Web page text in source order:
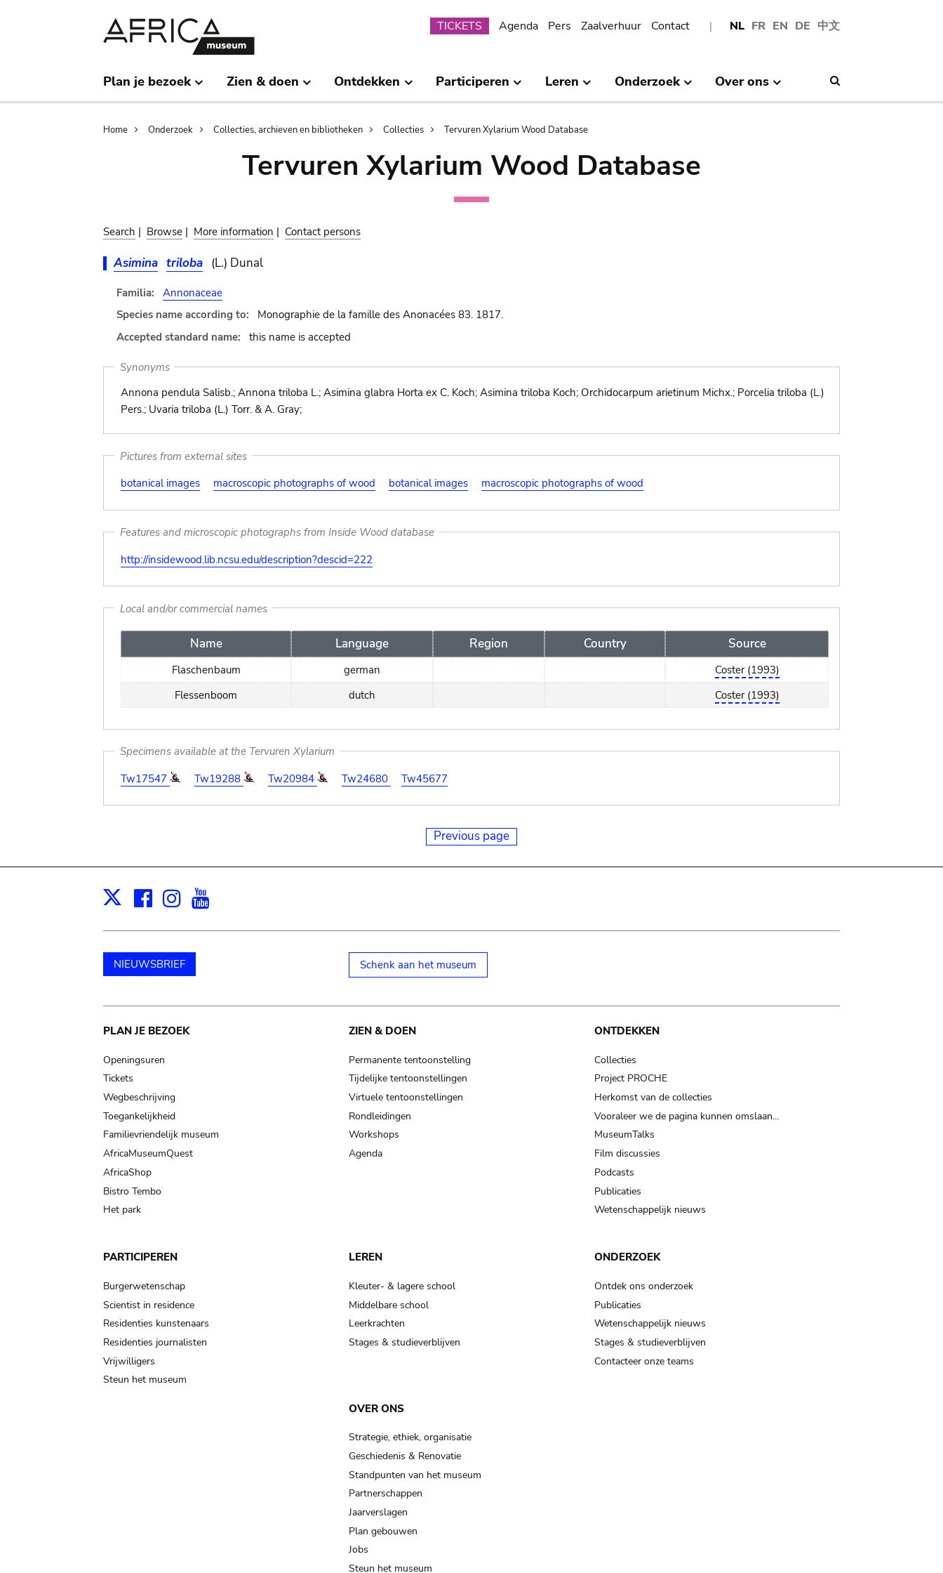
NL FR EN DE 中文
Submenu
TICKETS Agenda Pers Zaalverhuur Contact
Plan je bezoek Zien & doen Ontdekken Participeren Leren Onderzoek Over ons
Breadcrumb
Home Onderzoek Collecties, archieven en bibliotheken Collecties Tervuren Xylarium Wood Database
Tervuren Xylarium Wood Database
Search | Browse | More information | Contact persons
Asimina triloba (L.) Dunal
Familia:
Annonaceae
Species name according to:
Monographie de la famille des Anonacées 83. 1817.
Accepted standard name:
this name is accepted
Synonyms
Annona pendula Salisb.; Annona triloba L.; Asimina glabra Horta ex C. Koch; Asimina triloba Koch; Orchidocarpum arietinum Michx.; Porcelia triloba (L.)
Pers.; Uvaria triloba (L.) Torr. & A. Gray;
Pictures from external sites
botanical images
macroscopic photographs of wood botanical images macroscopic photographs of wood
Features and microscopic photographs from Inside Wood database
http://insidewood.lib.ncsu.edu/description?descid=222
Local and/or commercial names
Name Language Region Country Source
Flaschenbaum german
Coster (1993)
Flessenboom
dutch Coster (1993)
Specimens available at the Tervuren Xylarium
Tw17547
Tw19288 Tw20984 Tw24680 Tw45677
Previous page
X Facebook
Instagram
NIEUWSBRIEF Schenk aan het museum
Main
navigation
PLAN JE BEZOEK
Openingsuren
Tickets
Wegbeschrijving
Toegankelijkheid
Familievriendelijk museum
AfricaMuseumQuest
AfricaShop
Bistro Tembo
Het park
ZIEN & DOEN
Permanente tentoonstelling
Tijdelijke tentoonstellingen
Virtuele tentoonstellingen
Rondleidingen
Workshops
Agenda
ONTDEKKEN
Collecties
Project PROCHE
Herkomst van de collecties
Vooraleer we de pagina kunnen omslaan…
MuseumTalks
Film discussies
Podcasts
Publicaties
Wetenschappelijk nieuws
PARTICIPEREN
Burgerwetenschap
Scientist in residence
Residenties kunstenaars
Residenties journalisten
Vrijwilligers
Steun het museum
LEREN
Kleuter- & lagere school
Middelbare school
Leerkrachten
Stages & studieverblijven
ONDERZOEK
Ontdek ons onderzoek
Publicaties
Wetenschappelijk nieuws
Stages & studieverblijven
Contacteer onze teams
OVER ONS
Strategie, ethiek, organisatie
Geschiedenis & Renovatie
Standpunten van het museum
Partnerschappen
Jaarverslagen
Plan gebouwen
Jobs
Steun het museum